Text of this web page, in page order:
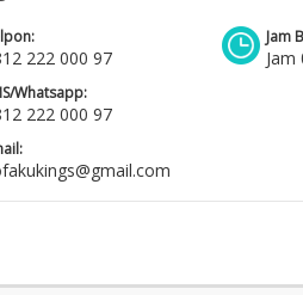
222 000 97
Whatsapp:
222 000 97
Jam
Jam